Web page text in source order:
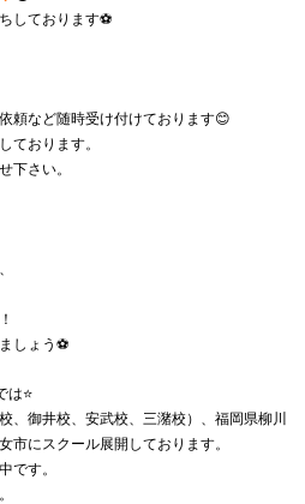
しております⚽️
頼など随時受け付けております😊
ております。
下さい。
しょう⚽️
は⭐️
、御井校、安武校、三潴校）、福岡県柳川
市にスクール展開しております。
です。